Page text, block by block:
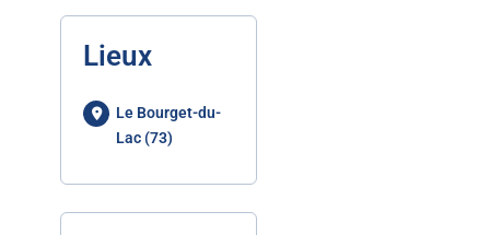
Lieux
Le Bourget-du-
Lac (73)